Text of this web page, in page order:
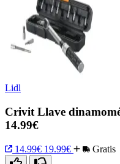
Lidl
Crivit Llave
14.99€
14.99€ 19.99€ Gratis